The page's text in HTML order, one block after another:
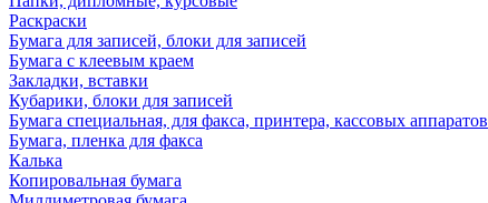
Раскраски
Бумага для записей, блоки для записей
Бумага с клеевым краем
Закладки, вставки
Кубарики, блоки для записей
Бумага специальная, для факса, принтера, кассовых аппаратов
Бумага, пленка для факса
Калька
Копировальная бумага